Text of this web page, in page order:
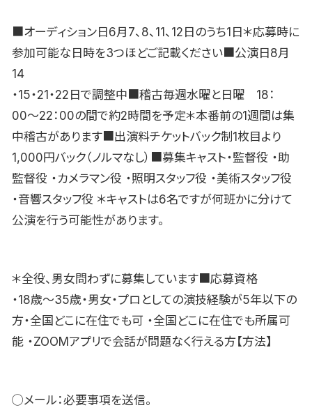
■オーディション日6月7、8、11、12日のうち1日＊応募時に
参加可能な日時を3つほどご記載ください■公演日8月
14
・15・21・22日で調整中■稽古毎週水曜と日曜 18：
00〜22：00の間で約2時間を予定＊本番前の1週間は集
中稽古があります■出演料チケットバック制1枚目より
1,000円バック（ノルマなし）■募集キャスト・監督役 ・助
監督役 ・カメラマン役 ・照明スタッフ役 ・美術スタッフ役
・音響スタッフ役 ＊キャストは6名ですが何班かに分けて
公演を行う可能性があります。
＊全役、男女問わずに募集しています■応募資格
・18歳〜35歳・男女・プロとしての演技経験が5年以下の
方・全国どこに在住でも可 ・全国どこに在住でも所属可
能 ・ZOOMアプリで会話が問題なく行える方【方法】
◯メール：必要事項を送信。